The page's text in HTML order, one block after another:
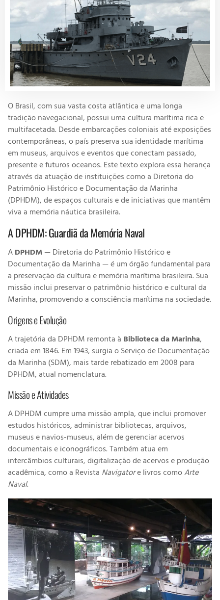
O Brasil, com sua vasta costa atlântica e uma longa
tradição navegacional, possui uma cultura marítima rica e
multifacetada. Desde embarcações coloniais até exposições
contemporâneas, o país preserva sua identidade marítima
em museus, arquivos e eventos que conectam passado,
presente e futuros oceanos. Este texto explora essa herança
através da atuação de instituições como a Diretoria do
Patrimônio Histórico e Documentação da Marinha
(DPHDM), de espaços culturais e de iniciativas que mantêm
viva a memória náutica brasileira.
A DPHDM: Guardiã da Memória Naval
ADPHDM— Diretoria do Patrimônio Histórico e
Documentação da Marinha — é um órgão fundamental para
a preservação da cultura e memória marítima brasileira. Sua
missão inclui preservar o patrimônio histórico e cultural da
Marinha, promovendo a consciência marítima na sociedade.
Origens e Evolução
A trajetória da DPHDM remonta à Biblioteca da Marinha,
criada em 1846. Em 1943, surgia o Serviço de Documentação
da Marinha (SDM), mais tarde rebatizado em 2008 para
DPHDM, atual nomenclatura.
Missão e Atividades
A DPHDM cumpre uma missão ampla, que inclui promover
estudos históricos, administrar bibliotecas, arquivos,
museus e navios-museus, além de gerenciar acervos
documentais e iconográficos. Também atua em
intercâmbios culturais, digitalização de acervos e produção
acadêmica, como a Revista Navigatore livros comoArte
Naval.